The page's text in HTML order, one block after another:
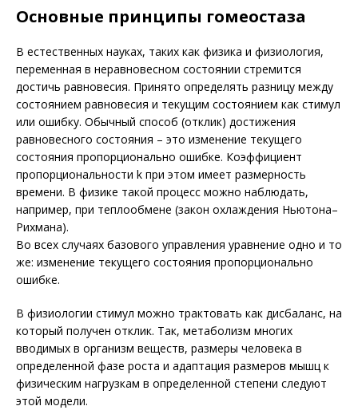
Основные принципы гомеостаза
В естественных науках, таких как физика и физиология,
переменная в неравновесном состоянии стремится
достичь равновесия. Принято определять разницу между
состоянием равновесия и текущим состоянием как стимул
или ошибку. Обычный способ (отклик) достижения
равновесного состояния – это изменение текущего
состояния пропорционально ошибке. Коэффициент
пропорциональности k при этом имеет размерность
времени. В физике такой процесс можно наблюдать,
например, при теплообмене (закон охлаждения Ньютона–
Рихмана).
Во всех случаях базового управления уравнение одно и то
же: изменение текущего состояния пропорционально
ошибке.
В физиологии стимул можно трактовать как дисбаланс, на
который получен отклик. Так, метаболизм многих
вводимых в организм веществ, размеры человека в
определенной фазе роста и адаптация размеров мышц к
физическим нагрузкам в определенной степени следуют
этой модели.